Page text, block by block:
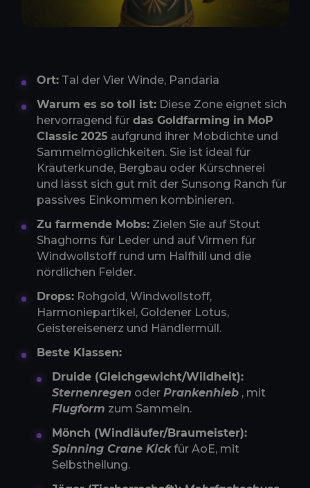
Ort: Tal der Vier Winde, Pandaria
Warum es so toll ist: Diese Zone eignet sich
hervorragend für das Goldfarming in MoP
Classic 2025 aufgrund ihrer Mobdichte und
Sammelmöglichkeiten. Sie ist ideal für
Kräuterkunde, Bergbau oder Kürschnerei
und lässt sich gut mit der Sunsong Ranch für
passives Einkommen kombinieren.
Zu farmende Mobs: Zielen Sie auf Stout
Shaghorns für Leder und auf Virmen für
Windwollstoff rund um Halfhill und die
nördlichen Felder.
Drops: Rohgold, Windwollstoff,
Harmoniepartikel, Goldener Lotus,
Geistereisenerz und Händlermüll.
Beste Klassen:
Druide (Gleichgewicht/Wildheit):
Sternenregen oder Prankenhieb , mit
Flugform zum Sammeln.
Mönch (Windläufer/Braumeister):
Spinning Crane Kickfür AoE, mit
Selbstheilung.